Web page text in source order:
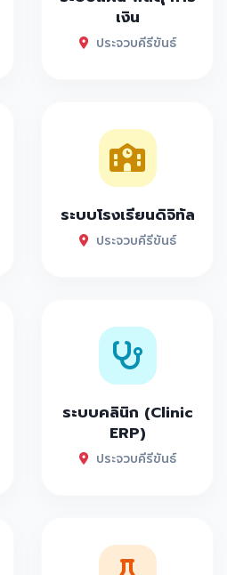
เงิน
ประจวบคีรีขันธ์
ระบบโรงเรียนดิจิทัล
ประจวบคีรีขันธ์
ระบบคลินิก (Clinic
ERP)
ประจวบคีรีขันธ์